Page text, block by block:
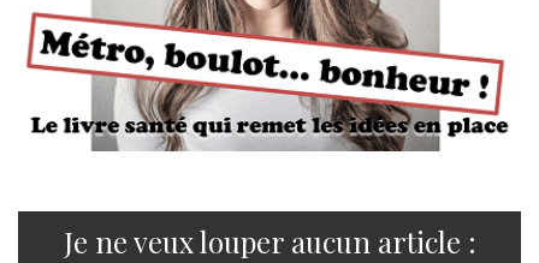
Je ne veux louper aucun article :